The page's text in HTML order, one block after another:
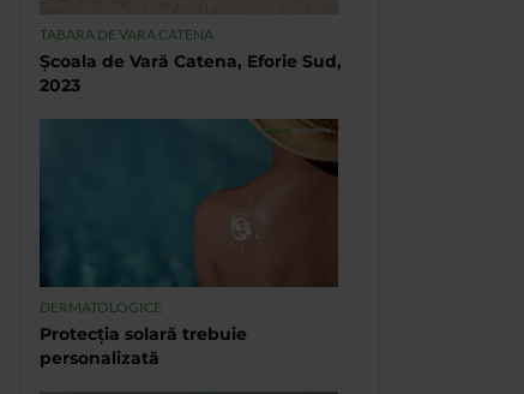
TABARA DE VARA CATENA
Școala de Vară Catena, Eforie Sud,
2023
DERMATOLOGICE
Protecția solară trebuie
personalizată